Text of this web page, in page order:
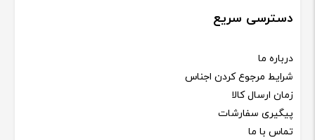
دسترسی سریع
درباره ما
شرایط مرجوع کردن اجناس
زمان ارسال کالا
پیگیری سفارشات
تماس با ما